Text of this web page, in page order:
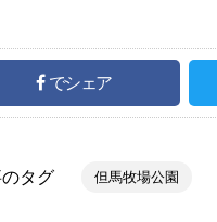
でシェア
タグ 但馬牧場公園